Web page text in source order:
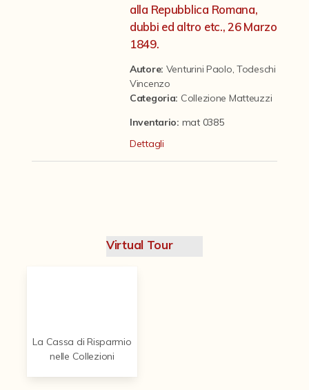
Il progetto Digital Humanities
alla Repubblica Romana,
dubbi ed altro etc., 26 Marzo
1849.
Autore: Venturini Paolo ,Todeschi
Vincenzo
Categoria: Collezione Matteuzzi
Inventario: mat 0385
Dettagli
Virtual Tour
La Cassa di Risparmio
nelle Collezioni